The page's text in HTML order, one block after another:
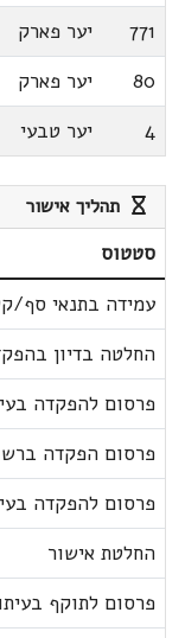
771 יער פארק
80
יער פארק
4
יער טבעי
תהליך אישור
סטטוס
עמידה בתנאי סף/
החלטה בדיון
פרסום להפקדה
פרסום הפקדה
פרסום להפקדה
החלטת אישור
פרסום לתוקף